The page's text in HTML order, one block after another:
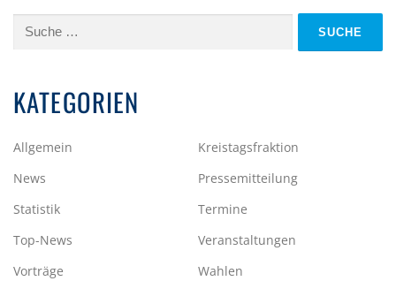
Suche
KATEGORIEN
Allgemein
Kreistagsfraktion
News
Pressemitteilung
Statistik
Termine
Top-News
Veranstaltungen
Vorträge
Wahlen